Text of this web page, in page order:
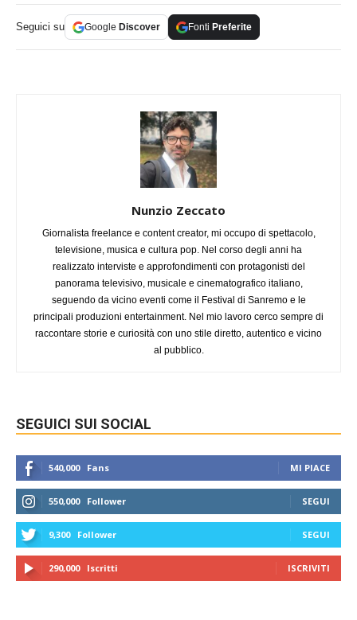
Seguici su Google Discover Fonti Preferite
Nunzio Zeccato
Giornalista freelance e content creator, mi occupo di spettacolo,
televisione, musica e cultura pop. Nel corso degli anni ha
realizzato interviste e approfondimenti con protagonisti del
panorama televisivo, musicale e cinematografico italiano,
seguendo da vicino eventi come il Festival di Sanremo e le
principali produzioni entertainment. Nel mio lavoro cerco sempre di
raccontare storie e curiosità con uno stile diretto, autentico e vicino
al pubblico.
SEGUICI SUI SOCIAL
540,000 Fans MI PIACE
550,000 Follower SEGUI
9,300 Follower SEGUI
290,000 Iscritti ISCRIVITI